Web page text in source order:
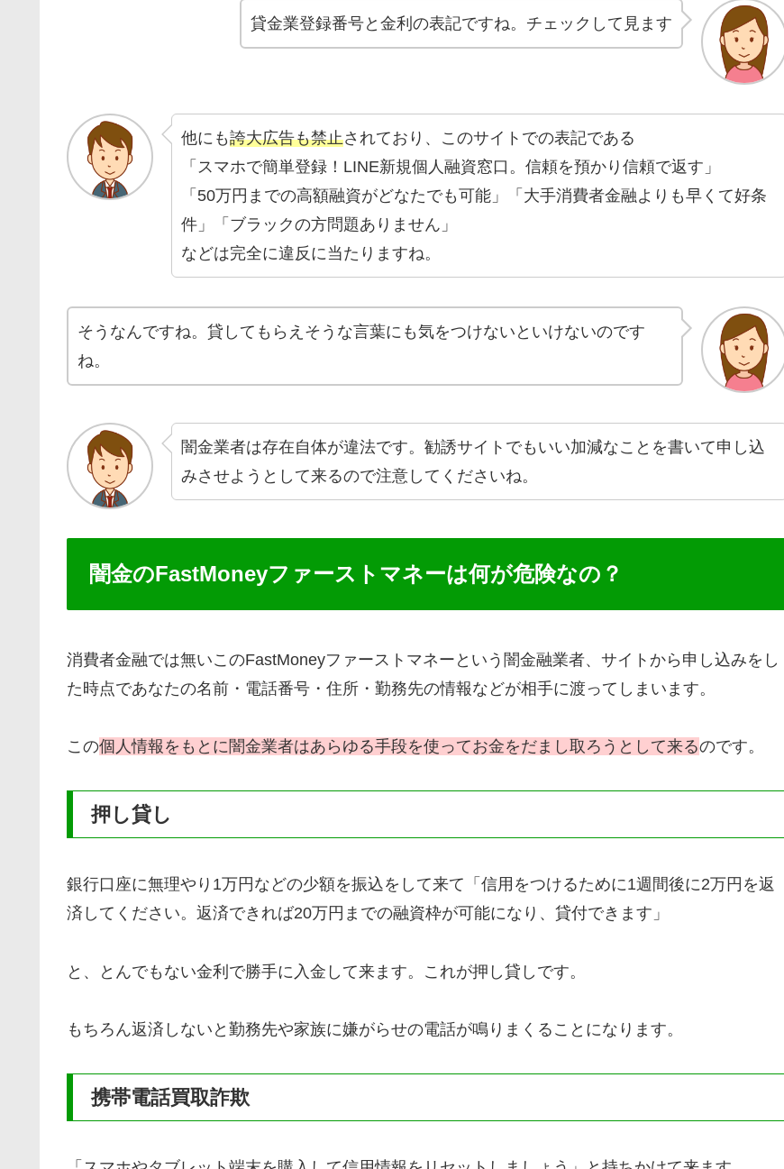
貸金業登録番号と金利の表記ですね。チェックして見ます
他にも誇大広告も禁止されており、このサイトでの表記である
「スマホで簡単登録！LINE新規個人融資窓口。信頼を預かり信頼で返す」
「50万円までの高額融資がどなたでも可能」「大手消費者金融よりも早くて好条
件」「ブラックの方問題ありません」
などは完全に違反に当たりますね。
そうなんですね。貸してもらえそうな言葉にも気をつけないといけないのです
ね。
闇金業者は存在自体が違法です。勧誘サイトでもいい加減なことを書いて申し込
みさせようとして来るので注意してくださいね。
闇金のFastMoneyファーストマネーは何が危険なの？
消費者金融では無いこのFastMoneyファーストマネーという闇金融業者、サイトから申し込みをし
た時点であなたの名前・電話番号・住所・勤務先の情報などが相手に渡ってしまいます。
この個人情報をもとに闇金業者はあらゆる手段を使ってお金をだまし取ろうとして来るのです。
押し貸し
銀行口座に無理やり1万円などの少額を振込をして来て「信用をつけるために1週間後に2万円を返
済してください。返済できれば20万円までの融資枠が可能になり、貸付できます」
と、とんでもない金利で勝手に入金して来ます。これが押し貸しです。
もちろん返済しないと勤務先や家族に嫌がらせの電話が鳴りまくることになります。
携帯電話買取詐欺